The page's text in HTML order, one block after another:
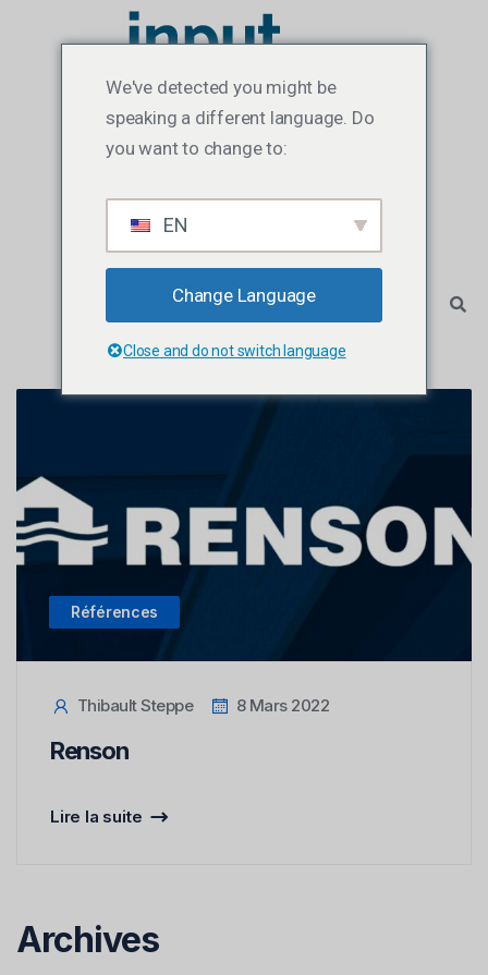
Références
Thibault Steppe 8 Mars 2022
Renson
Lire la suite
Archives
We've detected you might be
speaking a different language. Do
you want to change to:
EN
Change Language
Close and do not switch language